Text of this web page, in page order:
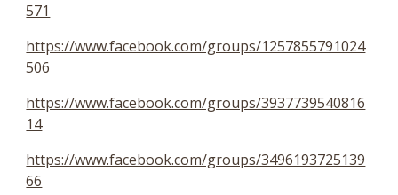
571
https://www.facebook.com/groups/1257855791024
506
https://www.facebook.com/groups/3937739540816
14
https://www.facebook.com/groups/3496193725139
66